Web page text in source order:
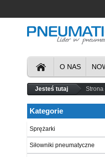
O NAS
Jesteś tutaj Strona
Kategorie
Sprężarki
Siłowniki pneumatyczne